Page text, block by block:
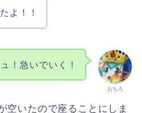
よ！！
おちろ
！急いでいく！
空いたので座ることにしま